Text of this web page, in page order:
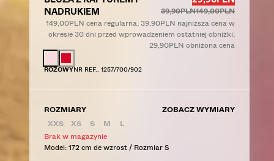
NADRUKIEM
Przed
39,90PLN Przed
149,00PLN
149,00PLN cena regularna; 39,90PLN najniższa cena w
okresie 30 dni przed wprowadzeniem ostatniej obniżki;
29,90PLN obniżona cena
KOLOR
RÓŻOWYNR REF.. 1257/700/902
ROZMIARY
ZOBACZ WYMIARY
XXS
XS S M
L
Brak w magazynie
Model: 172 cm de wzrost / Rozmiar S